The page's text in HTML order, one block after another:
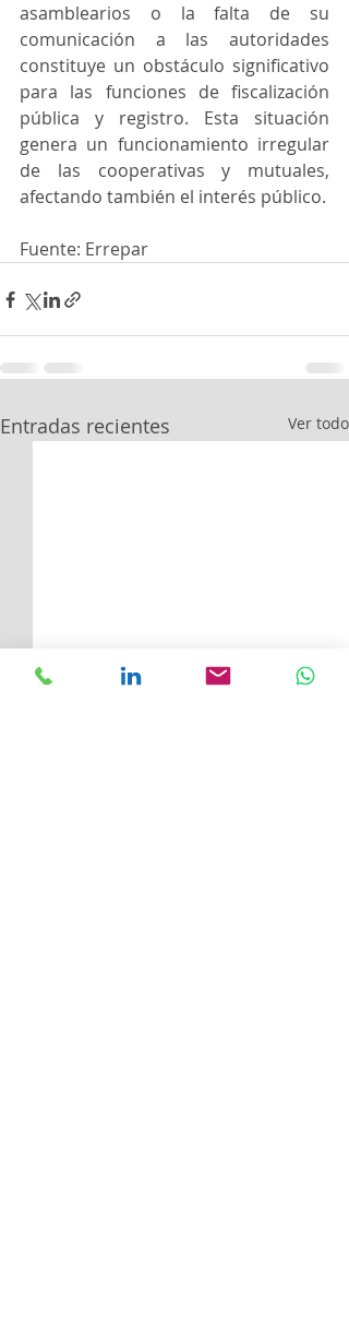
asamblearios o la falta de su
comunicación a las autoridades
constituye un obstáculo significativo
para las funciones de fiscalización
pública y registro. Esta situación
genera un funcionamiento irregular
de las cooperativas y mutuales,
afectando también el interés público.
Fuente: Errepar
Entradas recientes Ver todo